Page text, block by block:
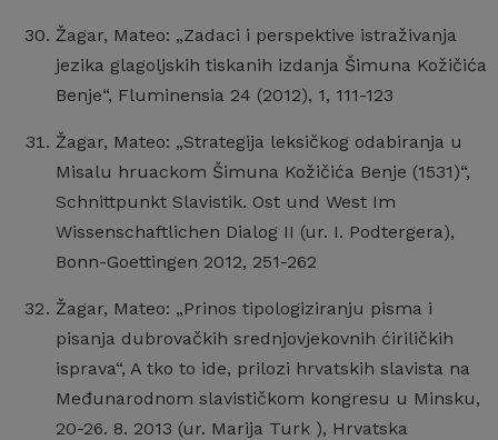
Žagar, Mateo: „Zadaci i perspektive istraživanja
jezika glagoljskih tiskanih izdanja Šimuna Kožičića
Benje“, Fluminensia 24 (2012), 1, 111-123
Žagar, Mateo: „Strategija leksičkog odabiranja u
Misalu hruackom Šimuna Kožičića Benje (1531)“,
Schnittpunkt Slavistik. Ost und West Im
Wissenschaftlichen Dialog II (ur. I. Podtergera),
Bonn-Goettingen 2012, 251-262
Žagar, Mateo: „Prinos tipologiziranju pisma i
pisanja dubrovačkih srednjovjekovnih ćiriličkih
isprava“, A tko to ide, prilozi hrvatskih slavista na
Međunarodnom slavističkom kongresu u Minsku,
20-26. 8. 2013 (ur. Marija Turk ), Hrvatska